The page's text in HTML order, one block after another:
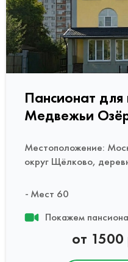
Пансионат
Медвежьи
Местоположение:
округ Щёлково,
Мест 60
Покажем
от